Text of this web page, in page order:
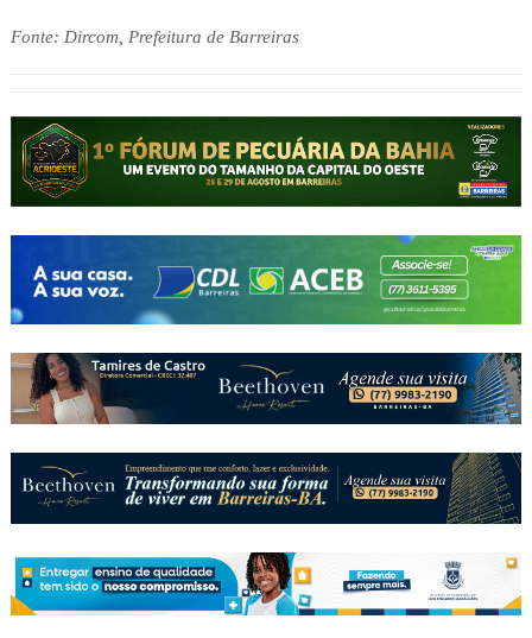
Fonte: Dircom, Prefeitura de Barreiras